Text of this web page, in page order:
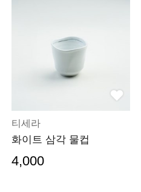
티세라
화이트 삼각 물컵
4,000